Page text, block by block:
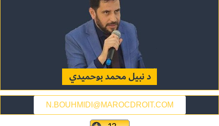
N.BOUHMIDI@MAROCDROIT.COM